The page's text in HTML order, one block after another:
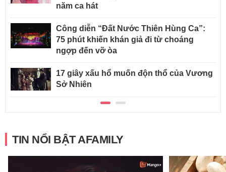
năm ca hát
Công diễn “Đất Nước Thiên Hùng Ca”:
75 phút khiến khán giả đi từ choáng
ngợp đến vỡ òa
17 giây xấu hổ muốn độn thổ của Vương
Sở Nhiên
TIN NỔI BẬT AFAMILY